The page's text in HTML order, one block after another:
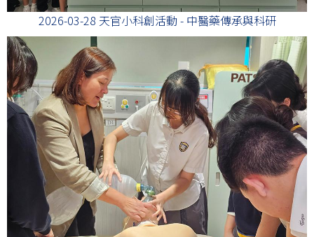
2026-03-28 天官小科創活動 - 中醫藥傳承與科研